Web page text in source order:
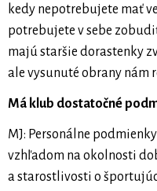
kedy nepotrebujete mať
potrebujete v sebe
majú staršie dorastenky
ale vysunuté obrany nám
Má klub dostatočné
MJ: Personálne
vzhľadom na okolnosti
a starostlivosti o